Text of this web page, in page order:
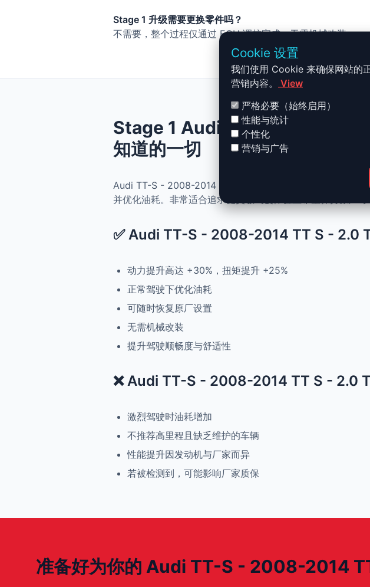
Stage 1 升级需要更换零件吗？
不需要，整个过程仅通过 ECU 调校完成，无需机械改装。
Stage 1 Audi TT-S - 2008-
知道的一切
Audi TT-S - 2008-2014 TT S - 2.0 TFSI - 272 ch 的 Stage
并优化油耗。非常适合追求更灵敏驾驶体验且希望保持原厂可
✅ Audi TT-S - 2008-2014 TT S - 2.0
动力提升高达 +30%，扭矩提升 +25%
正常驾驶下优化油耗
可随时恢复原厂设置
无需机械改装
提升驾驶顺畅度与舒适性
❌ Audi TT-S - 2008-2014 TT S - 2.0
激烈驾驶时油耗增加
不推荐高里程且缺乏维护的车辆
性能提升因发动机与厂家而异
若被检测到，可能影响厂家质保
准备好为你的 Audi TT-S - 2008-2014
Cookie 设置
我们使用 Cookie 来确保网站的
营销内容。
View
严格必要（始终启用）
性能与统计
个性化
营销与广告